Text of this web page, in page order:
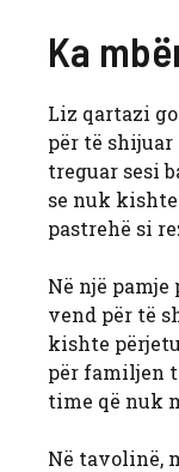
Ka
Liz qartazi
për të
treguar sesi
se nuk
pastrehë si
Në një
vend për të
kishte
për familjen
time që nuk
Në tavolinë,